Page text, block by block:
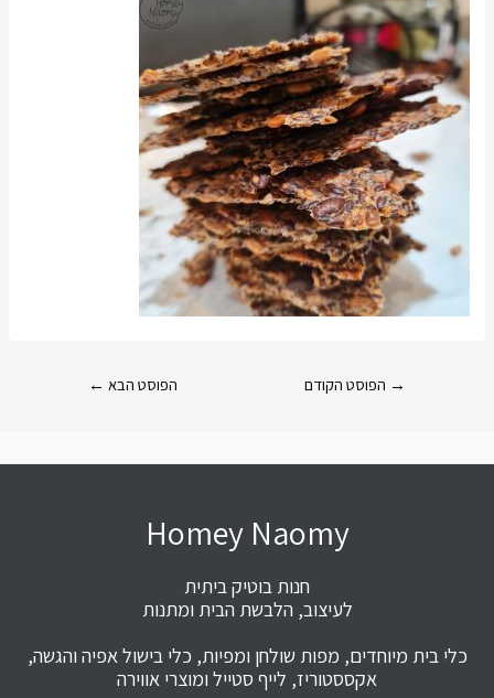
→ הפוסט הקודם הפוסט הבא ←
Homey Naomy
חנות בוטיק ביתית
לעיצוב, הלבשת הבית ומתנות
כלי בית מיוחדים, מפות שולחן ומפיות, כלי בישול אפיה והגשה,
אקססטוריז, לייף סטייל ומוצרי אווירה